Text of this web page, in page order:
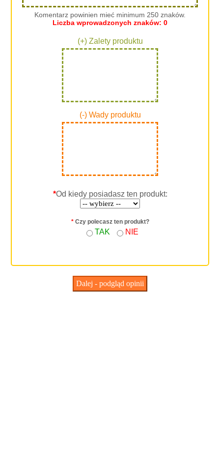
Komentarz powinien mieć minimum 250 znaków.
Liczba wprowadzonych znaków: 0
(+) Zalety produktu
(-) Wady produktu
*Od kiedy posiadasz ten produkt:
*Czy polecasz ten produkt?
TAK NIE